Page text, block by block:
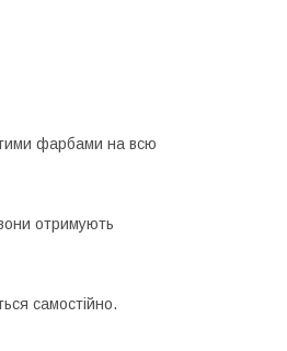
фарбами на всю
отримують
самостійно.